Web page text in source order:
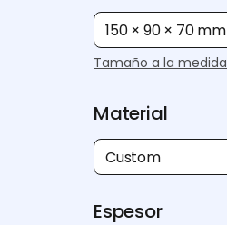
150 × 90 × 70 mm
Tamaño a la medida
Material
Custom
Espesor